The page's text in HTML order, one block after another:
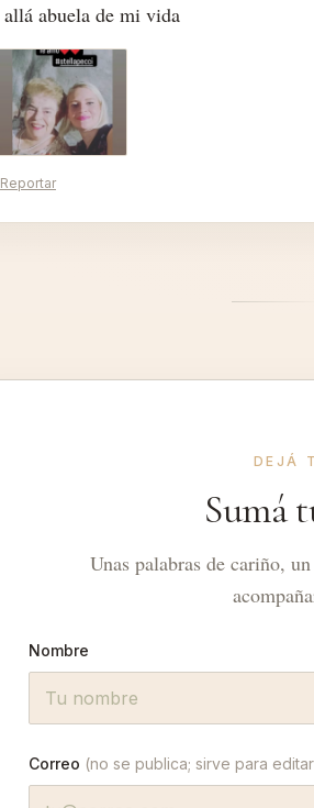
allá abuela de mi vida
Reportar
DEJÁ
Sumá
Unas palabras de cariño,
Nombre
Correo (no se publica; sirve para